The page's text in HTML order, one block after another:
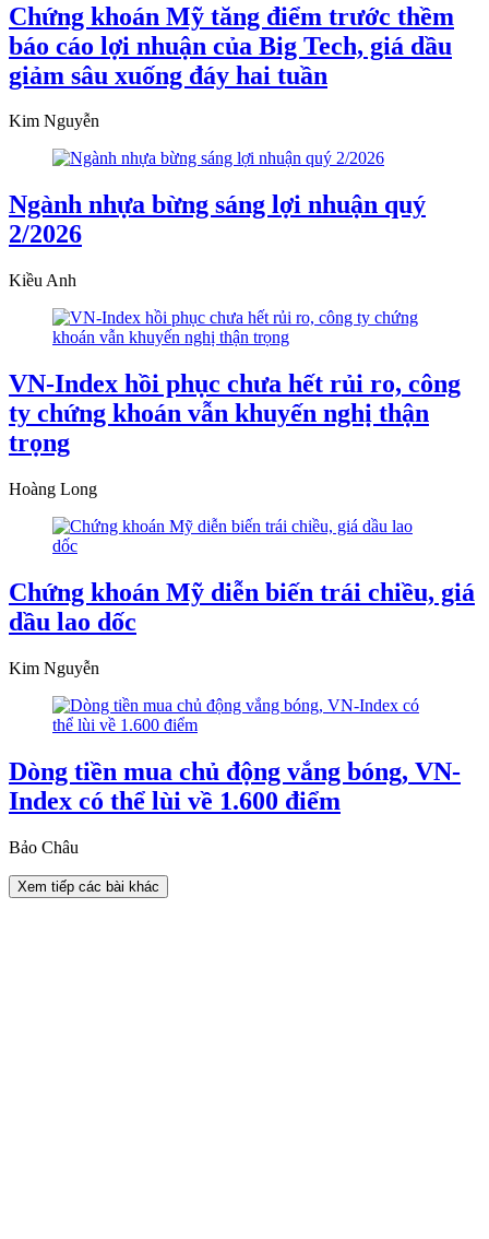
Chứng khoán Mỹ tăng điểm trước thềm
báo cáo lợi nhuận của Big Tech, giá dầu
giảm sâu xuống đáy hai tuần
Kim Nguyễn
Ngành nhựa bừng sáng lợi nhuận quý
2/2026
Kiều Anh
VN-Index hồi phục chưa hết rủi ro, công
ty chứng khoán vẫn khuyến nghị thận
trọng
Hoàng Long
Chứng khoán Mỹ diễn biến trái chiều, giá
dầu lao dốc
Kim Nguyễn
Dòng tiền mua chủ động vắng bóng, VN-
Index có thể lùi về 1.600 điểm
Bảo Châu
Xem tiếp các bài khác